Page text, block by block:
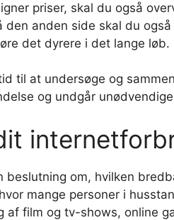
priser, skal du også
den anden side skal du
det dyrere i det lange løb.
til at undersøge og
og undgår
beslutning om, hvilken
mange personer i
af film og tv-shows, online